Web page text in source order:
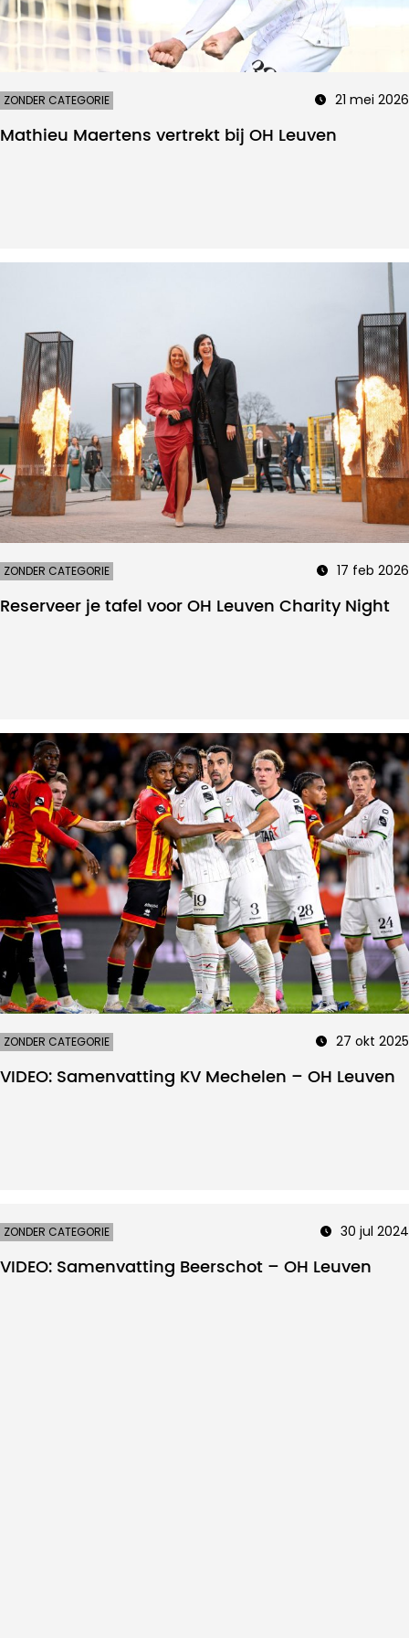
ZONDER CATEGORIE 21 mei 2026
Mathieu Maertens vertrekt bij OH Leuven
ZONDER CATEGORIE 17 feb 2026
Reserveer je tafel voor OH Leuven Charity Night
ZONDER CATEGORIE 27 okt 2025
VIDEO: Samenvatting KV Mechelen – OH Leuven
ZONDER CATEGORIE 30 jul 2024
VIDEO: Samenvatting Beerschot – OH Leuven